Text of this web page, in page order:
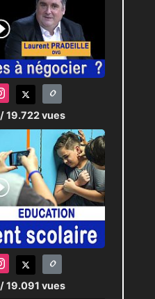
/ 19.722 vues
/ 19.091 vues